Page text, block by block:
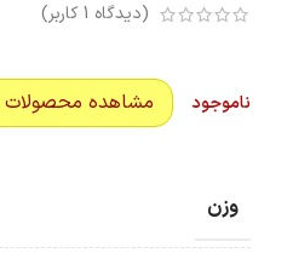
(دیدگاه 1کاربر)
ناموجود مشاهده محصولات
وزن